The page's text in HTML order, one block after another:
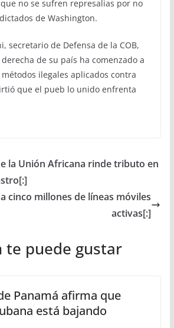
no se sufren represalias por no
de Washington.
secretario de Defensa de la COB,
de su país ha comenzado a
ilegales aplicados contra
que el pueb lo unido enfrenta
la Unión Africana rinde tributo en
cinco millones de líneas móviles
activas[:]
te puede gustar
Panamá afirma que
está bajando